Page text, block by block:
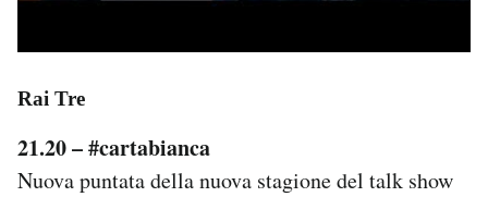
Rai Tre
21.20 – #cartabianca
Nuova puntata della nuova stagione del talk show